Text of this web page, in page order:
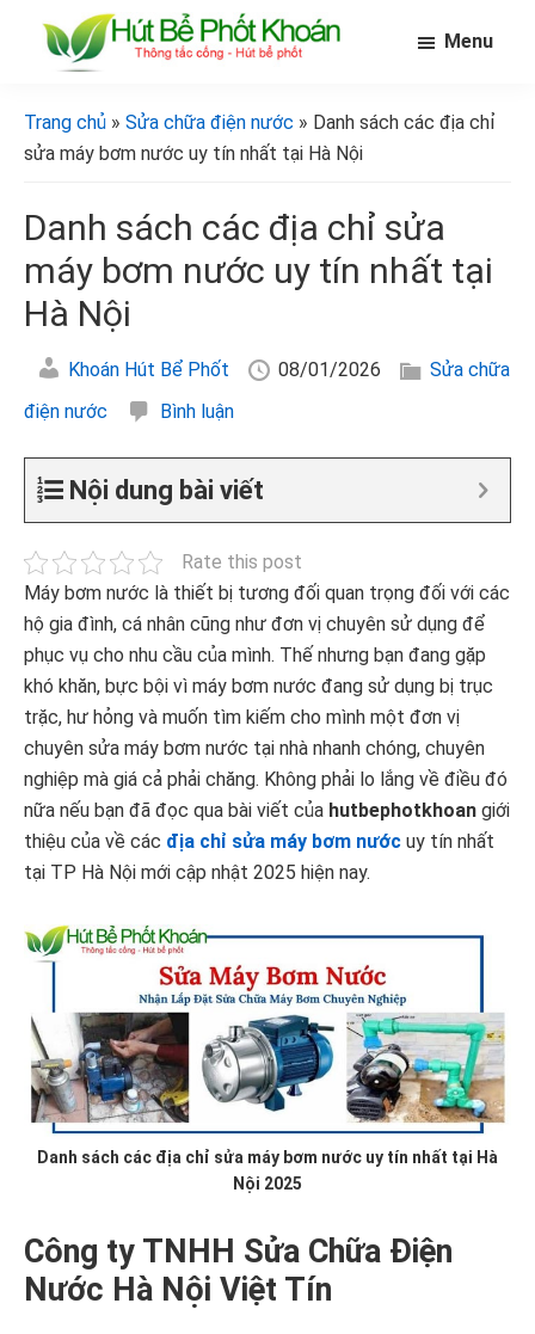
phốt
khoán]
bể
phốt
Menu
Trang chủ » Sửa chữa điện nước » Danh sách các địa chỉ
sửa máy bơm nước uy tín nhất tại Hà Nội
Danh sách các địa chỉ sửa
máy bơm nước uy tín nhất tại
Hà Nội
Khoán Hút Bể Phốt 08/01/2026
Sửa chữa
điện nước
Bình luận
Nội dung bài viết
Rate this post
Máy bơm nước là thiết bị tương đối quan trọng đối với các
hộ gia đình, cá nhân cũng như đơn vị chuyên sử dụng để
phục vụ cho nhu cầu của mình. Thế nhưng bạn đang gặp
khó khăn, bực bội vì máy bơm nước đang sử dụng bị trục
trặc, hư hỏng và muốn tìm kiếm cho mình một đơn vị
chuyên sửa máy bơm nước tại nhà nhanh chóng, chuyên
nghiệp mà giá cả phải chăng. Không phải lo lắng về điều đó
nữa nếu bạn đã đọc qua bài viết của hutbephotkhoan giới
thiệu của về các địa chỉ sửa máy bơm nước uy tín nhất
tại TP Hà Nội mới cập nhật 2025 hiện nay.
Danh sách các địa chỉ sửa máy bơm nước uy tín nhất tại Hà
Nội 2025
Công ty TNHH Sửa Chữa Điện
Nước Hà Nội Việt Tín